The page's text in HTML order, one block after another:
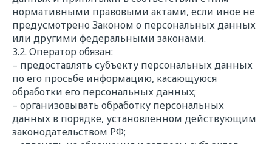
нормативными правовыми актами, если иное не
предусмотрено Законом о персональных данных
или другими федеральными законами.
3.2. Оператор обязан:
– предоставлять субъекту персональных данных
по его просьбе информацию, касающуюся
обработки его персональных данных;
– организовывать обработку персональных
данных в порядке, установленном действующим
законодательством РФ;